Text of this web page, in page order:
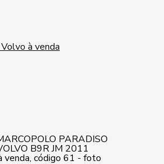
à venda